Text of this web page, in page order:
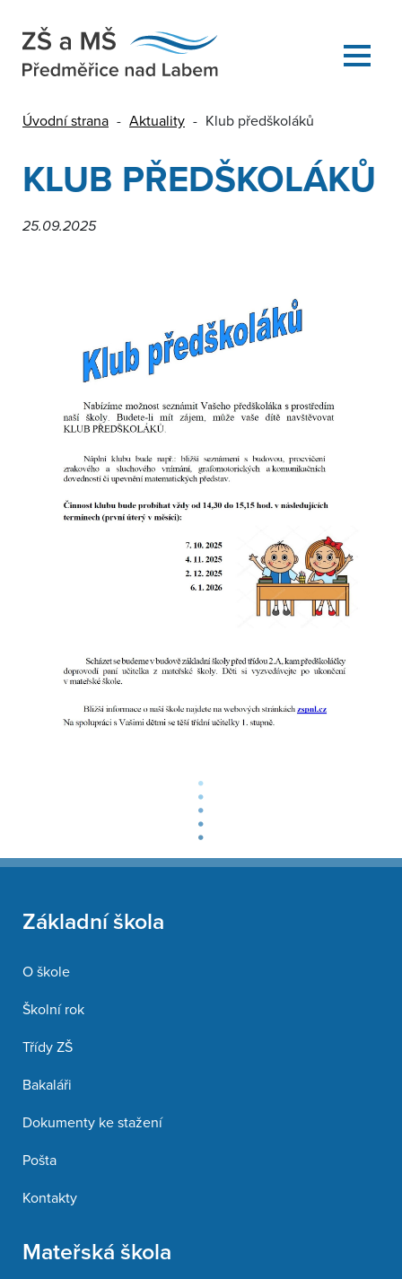
Úvodní strana - Aktuality - Klub předškoláků
KLUB PŘEDŠKOLÁKŮ
25.09.2025
Základní škola
O škole
Školní rok
Třídy ZŠ
Bakaláři
Dokumenty ke stažení
Pošta
Kontakty
Mateřská škola